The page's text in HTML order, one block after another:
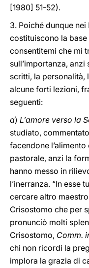
[1980] 51-52).
3. Poiché dunque
costituiscono la
consentitemi che mi
sull’importanza,
scritti, la personalità,
alcune forti lezioni,
seguenti:
a) L’amore verso la
studiato,
facendone
pastorale, anzi la
hanno messo in
l’inerranza. “In esse
cercare altro
Crisostomo che per
pronunciò molti
Crisostomo, Comm.
chi non ricordi la
implora la grazia di